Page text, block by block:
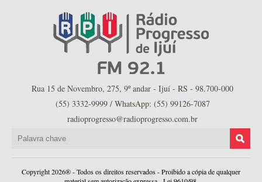
Rua 15 de Novembro, 275, 9º andar - Ijuí - RS - 98.700-000
(55) 3332-9999 / WhatsApp: (55) 99126-7087
radioprogresso@radioprogresso.com.br
Copyright 2026® - Todos os direitos reservados - Proibido a cópia de qualquer